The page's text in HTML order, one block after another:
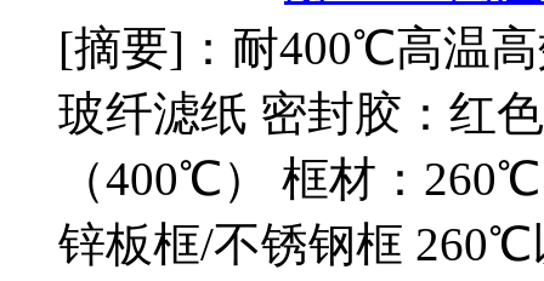
[摘要]：耐400℃高温
玻纤滤纸 密封胶：红
（400℃） 框材：
锌板框/不锈钢框